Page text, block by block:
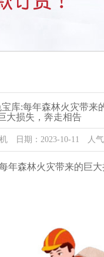
库:每年森林火灾带来
大损失，奔走相告
日期：2023-10-11 人气
年森林火灾带来的巨大